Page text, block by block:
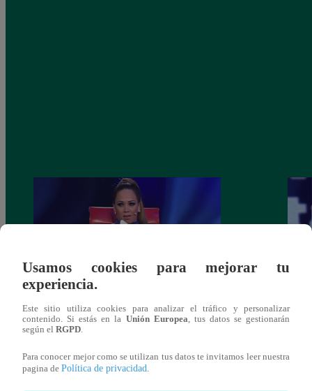
Melissa Klug en EVDLV: ¿Te consideras
una buena madre?
Usamos cookies para mejorar tu
experiencia.
Este sitio utiliza cookies para analizar el tráfico y personalizar
contenido. Si estás en la Unión Europea , tus datos se gestionarán
según el RGPD
Para conocer mejor como se utilizan tus datos te invitamos leer nuestra
pagina de Política de privacidad